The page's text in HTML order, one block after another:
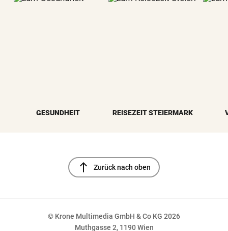
GESUNDHEIT REISEZEIT STEIERMARK
north Zurück nach oben
© Krone Multimedia GmbH & Co KG 2026
Muthgasse 2, 1190 Wien